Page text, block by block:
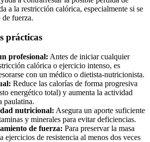
a la restricción calórica, especialmente si se
fuerza.
prácticas
profesional: Antes de iniciar cualquier
calórica o ejercicio intenso, es
con un médico o dietista-nutricionista.
Reduce las calorías de forma progresiva
energético total) y aumenta la actividad
paulatina.
nutricional: Asegura un aporte suficiente
y minerales para evitar deficiencias.
de fuerza: Para preservar la masa
ejercicios de resistencia al menos dos veces